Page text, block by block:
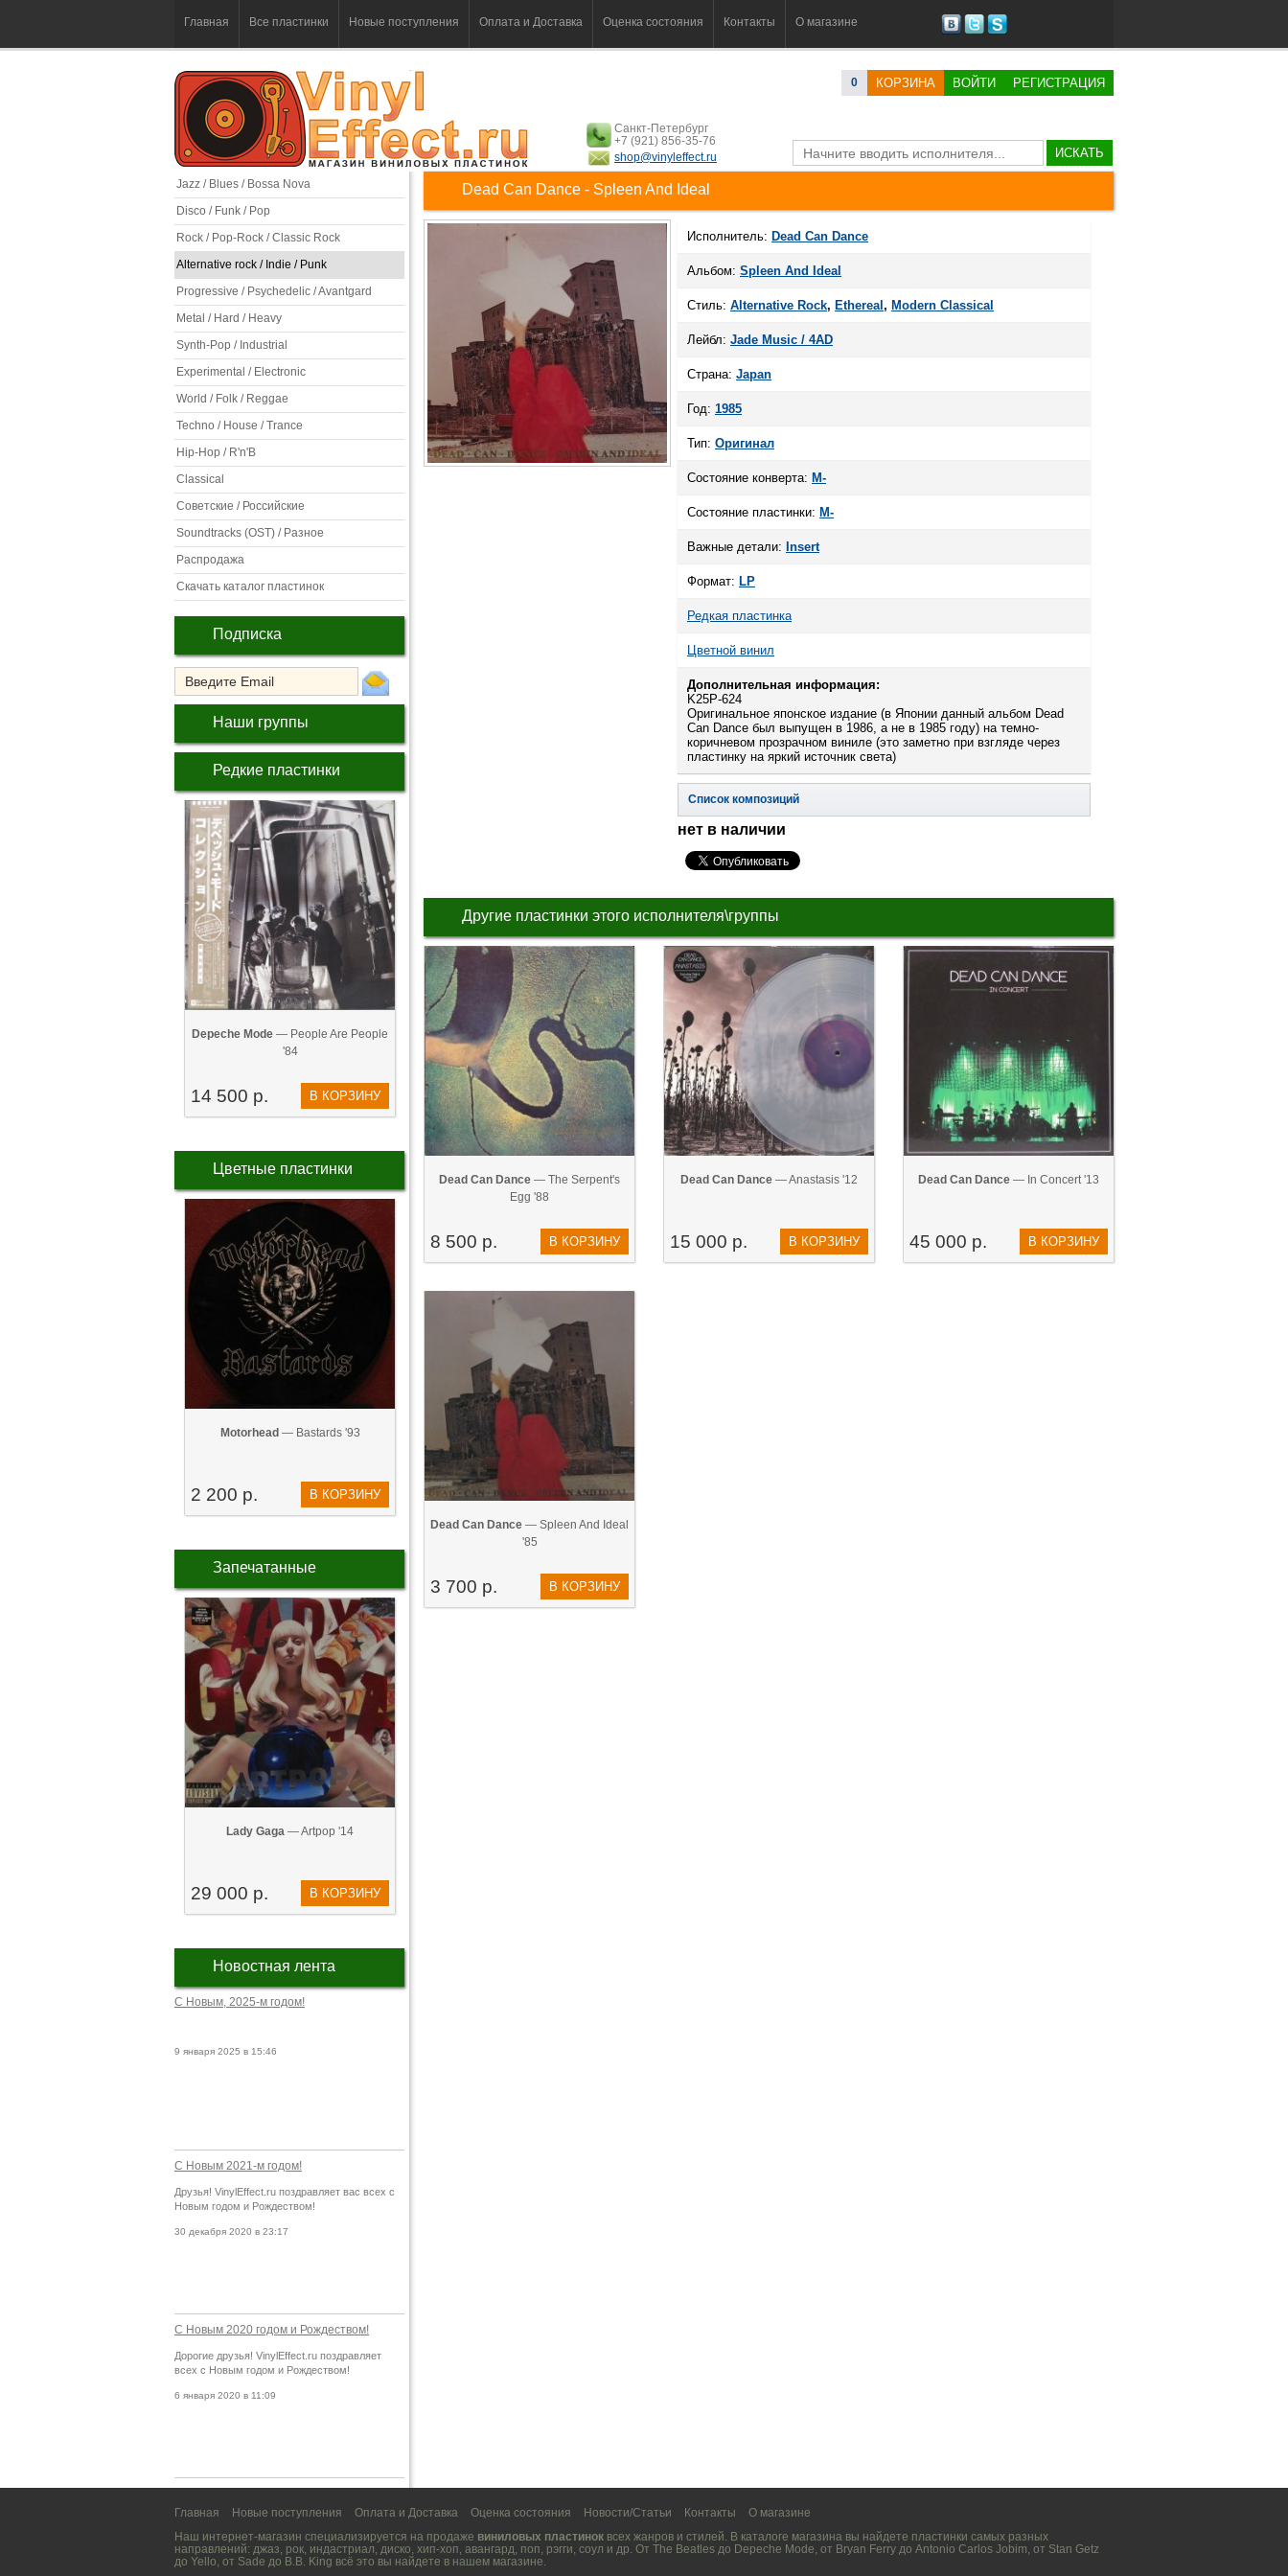
Главная Все пластинки Новые поступления Оплата и Доставка Оценка состояния Контакты О магазине
0 КОРЗИНА ВОЙТИ РЕГИСТРАЦИЯ
Санкт-Петербург
+7 (921) 856-35-76
shop@vinyleffect.ru
ИСКАТЬ
Jazz / Blues / Bossa Nova
Disco / Funk / Pop
Rock / Pop-Rock / Classic Rock
Alternative rock / Indie / Punk
Progressive / Psychedelic / Avantgard
Metal / Hard / Heavy
Synth-Pop / Industrial
Experimental / Electronic
World / Folk / Reggae
Techno / House / Trance
Hip-Hop / R'n'B
Classical
Советские / Российские
Soundtracks (OST) / Разное
Распродажа
Скачать каталог пластинок
Подписка
Наши группы
Редкие пластинки
Depeche Mode — People Are People
'84
14 500 р. В КОРЗИНУ
Цветные пластинки
Motorhead — Bastards '93
2 200 р. В КОРЗИНУ
Запечатанные
Lady Gaga — Artpop '14
29 000 р. В КОРЗИНУ
Новостная лента
С Новым, 2025-м годом!
9 января 2025 в 15:46
С Новым 2021-м годом!
Друзья! VinylEffect.ru поздравляет вас всех с
Новым годом и Рождеством!
30 декабря 2020 в 23:17
С Новым 2020 годом и Рождеством!
Дорогие друзья! VinylEffect.ru поздравляет
всех с Новым годом и Рождеством!
6 января 2020 в 11:09
Dead Can Dance - Spleen And Ideal
Исполнитель: Dead Can Dance
Альбом: Spleen And Ideal
Стиль: Alternative Rock, Ethereal , Modern Classical
Лейбл: Jade Music ‎/ 4AD
Страна: Japan
Год: 1985
Тип: Оригинал
Состояние конверта: M-
Состояние пластинки: M-
Важные детали: Insert
Формат: LP
Редкая пластинка
Цветной винил
Дополнительная информация:
K25P-624
Оригинальное японское издание (в Японии данный альбом Dead
Can Dance был выпущен в 1986, а не в 1985 году) на темно-
коричневом прозрачном виниле (это заметно при взгляде через
пластинку на яркий источник света)
Список композиций
нет в наличии
Другие пластинки этого исполнителя\группы
Dead Can Dance — The Serpent's
Egg '88
8 500 р. В КОРЗИНУ
Dead Can Dance — Anastasis '12
15 000 р. В КОРЗИНУ
Dead Can Dance — In Concert '13
45 000 р. В КОРЗИНУ
Dead Can Dance — Spleen And Ideal
'85
3 700 р. В КОРЗИНУ
Главная Новые поступления Оплата и Доставка Оценка состояния Новости/Статьи Контакты
О магазине
Наш интернет-магазин специализируется на продаже виниловых пластинок всех жанров и стилей. В каталоге магазина вы найдете пластинки самых разных
направлений: джаз, рок, индастриал, диско, хип-хоп, авангард, поп, рэгги, соул и др. От The Beatles до Depeche Mode, от Bryan Ferry до Antonio Carlos Jobim, от Stan Getz
до Yello, от Sade до B.B. King всё это вы найдете в нашем магазине.